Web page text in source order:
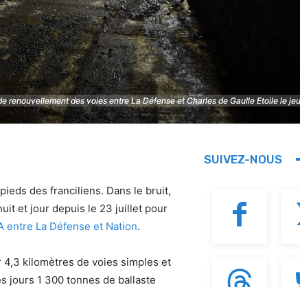
renouvellement des voies entre La Défense et Charles de Gaulle Etoile le
renouvellement des voies entre La Défense et Charles de Gaulle Etoile le
des franciliens. Dans le bruit,
et jour depuis le 23 juillet pour
entre La Défense et Nation.
4,3 kilomètres de voies simples et
jours 1 300 tonnes de ballaste
SUIVEZ-NOUS